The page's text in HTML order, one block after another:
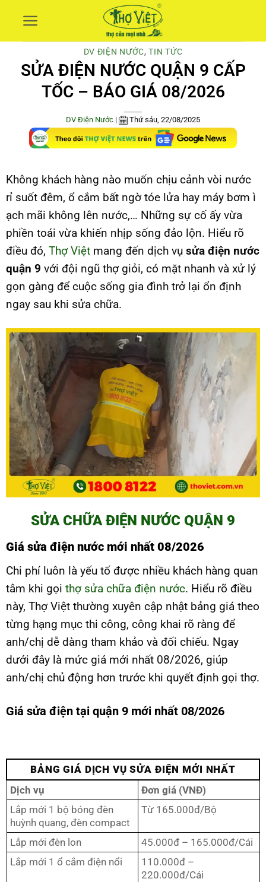
content
DV ĐIỆN NƯỚC,TIN TỨC
SỬA ĐIỆN NƯỚC QUẬN 9 CẤP
TỐC – BÁO GIÁ 08/2026
DV Điện Nước | Thứ sáu, 22/08/2025
Không khách hàng nào muốn chịu cảnh vòi nước
rỉ suốt đêm, ổ cắm bất ngờ tóe lửa hay máy bơm ì
ạch mãi không lên nước,… Những sự cố ấy vừa
phiền toái vừa khiến nhịp sống đảo lộn. Hiểu rõ
điều đó, Thợ Việt mang đến dịch vụ sửa điện nước
quận 9 với đội ngũ thợ giỏi, có mặt nhanh và xử lý
gọn gàng để cuộc sống gia đình trở lại ổn định
ngay sau khi sửa chữa.
SỬA CHỮA ĐIỆN NƯỚC QUẬN 9
Giá sửa điện nước mới nhất 08/2026
Chi phí luôn là yếu tố được nhiều khách hàng quan
tâm khi gọi thợ sửa chữa điện nước. Hiểu rõ điều
này, Thợ Việt thường xuyên cập nhật bảng giá theo
từng hạng mục thi công, công khai rõ ràng để
anh/chị dễ dàng tham khảo và đối chiếu. Ngay
dưới đây là mức giá mới nhất 08/2026, giúp
anh/chị chủ động hơn trước khi quyết định gọi thợ.
Giá sửa điện tại quận 9 mới nhất 08/2026
BẢNG GIÁ DỊCH VỤ SỬA ĐIỆN MỚI NHẤT
Dịch vụ
Đơn giá (VNĐ)
Lắp mới 1 bộ bóng đèn
huỳnh quang, đèn compact
Từ 165.000đ/Bộ
Lắp mới đèn lon
45.000đ – 165.000đ/Cái
Lắp mới 1 ổ cắm điện nổi
110.000đ –
220.000đ/Cái